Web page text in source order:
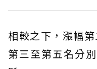
相較之下，漲幅
第三至第五名分